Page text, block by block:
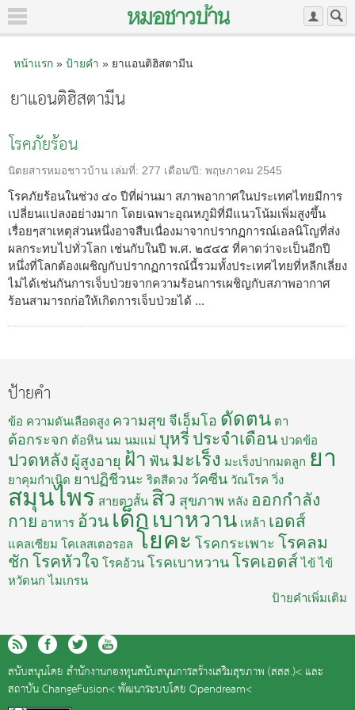
หน้าแรก» ป้ายคำ » ยาแอนติฮิสตามีน
ยาแอนติฮิสตามีน
โรคภัยร้อน
นิตยสารหมอชาวบ้าน เล่มที่: 277 เดือน/ปี: พฤษภาคม 2545
โรคภัยร้อนในช่วง ๔๐ ปีที่ผ่านมา สภาพอากาศในประเทศไทยมีการ
เปลี่ยนแปลงอย่างมาก โดยเฉพาะอุณหภูมิที่มีแนวโน้มเพิ่มสูงขึ้น
เรื่อยๆสาเหตุส่วนหนึ่งอาจสืบเนื่องมาจากปรากฏการณ์เอลนิโญที่ส่ง
ผลกระทบไปทั่วโลก เช่นกับในปี พ.ศ. ๒๕๔๕ ที่คาดว่าจะเป็นอีกปี
หนึ่งที่โลกต้องเผชิญกับปรากฏการณ์นี้รวมทั้งประเทศไทยที่หลีกเลี่ยง
ไม่ได้เช่นกันการเจ็บป่วยจากความร้อนการเผชิญกับสภาพอากาศ
ร้อนสามารถก่อให้เกิดการเจ็บป่วยได้ ...
ป้ายคำ
ข้อ ความดันเลือดสูง ความสุข จีเอ็มโอ ดัดตน ตา
ต้อกระจก ต้อหิน นม นมแม่ บุหรี่ ประจำเดือน ปวดข้อ
ปวดหลัง ผู้สูงอายุ ฝ้า ฟัน มะเร็ง มะเร็งปากมดลูก ยา
ยาคุมกำเนิด ยาปฏิชีวนะ ริดสีดวง วัคซีน วัณโรค วิ่ง
สมุนไพร สายตาสั้น สิว สุขภาพ หลัง ออกกำลัง
กาย อาหาร อ้วน เด็ก เบาหวาน เหล้า เอดส์
แคลเซียม โคเลสเตอรอล โยคะ โรคกระเพาะ โรคลม
ชัก โรคหัวใจ โรคอ้วน โรคเบาหวาน โรคเอดส์ ไข้ ไข้
หวัดนก ไมเกรน
ป้ายคำเพิ่มเติม
สนับสนุนโดย สำนักงานกองทุนสนับสนุนการสร้างเสริมสุขภาพ (สสส.)< และ
สถาบัน ChangeFusion<พัฒนาระบบโดย Opendream<